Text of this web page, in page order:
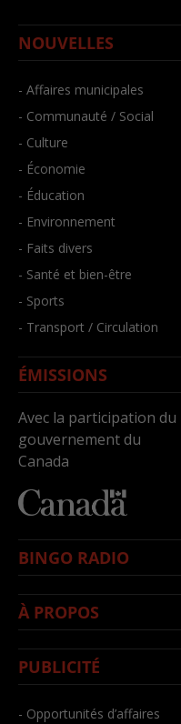
NOUVELLES
- Affaires municipales
- Communauté / Social
- Culture
- Économie
- Éducation
- Environnement
- Faits divers
- Santé et bien-être
- Sports
- Transport / Circulation
ÉMISSIONS
Avec la participation du
gouvernement du
Canada
BINGO RADIO
À PROPOS
PUBLICITÉ
- Opportunités d’affaires